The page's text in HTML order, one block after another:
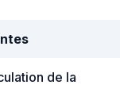
de la